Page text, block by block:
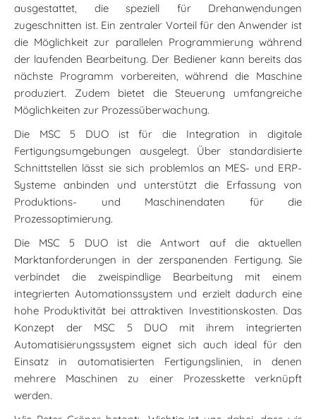
ausgestattet, die speziell für Drehanwendungen
zugeschnitten ist. Ein zentraler Vorteil für den Anwender ist
die Möglichkeit zur parallelen Programmierung während
der laufenden Bearbeitung. Der Bediener kann bereits das
nächste Programm vorbereiten, während die Maschine
produziert. Zudem bietet die Steuerung umfangreiche
Möglichkeiten zur Prozessüberwachung.
Die MSC 5 DUO ist für die Integration in digitale
Fertigungsumgebungen ausgelegt. Über standardisierte
Schnittstellen lässt sie sich problemlos an MES- und ERP-
Systeme anbinden und unterstützt die Erfassung von
Produktions- und Maschinendaten für die
Prozessoptimierung.
Die MSC 5 DUO ist die Antwort auf die aktuellen
Marktanforderungen in der zerspanenden Fertigung. Sie
verbindet die zweispindlige Bearbeitung mit einem
integrierten Automationssystem und erzielt dadurch eine
hohe Produktivität bei attraktiven Investitionskosten. Das
Konzept der MSC 5 DUO mit ihrem integrierten
Automatisierungssystem eignet sich auch ideal für den
Einsatz in automatisierten Fertigungslinien, in denen
mehrere Maschinen zu einer Prozesskette verknüpft
werden.